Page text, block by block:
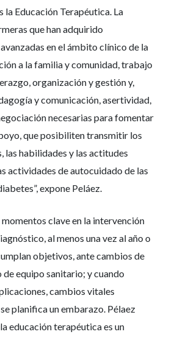
la Educación Terapéutica. La
que han adquirido
en el ámbito clínico de la
a la familia y comunidad, trabajo
organización y gestión y,
y comunicación, asertividad,
necesarias para fomentar
que posibiliten transmitir los
las habilidades y las actitudes
actividades de autocuidado de las
expone Peláez.
clave en la intervención
al menos una vez al año o
objetivos, ante cambios de
equipo sanitario; y cuando
cambios vitales
planifica un embarazo. Pélaez
educación terapéutica es un